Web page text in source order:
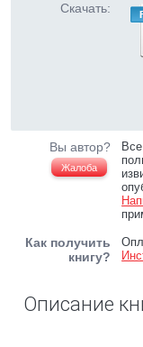
Скачать:
Вы автор?
Жалоба
Как получить
книгу?
Описание